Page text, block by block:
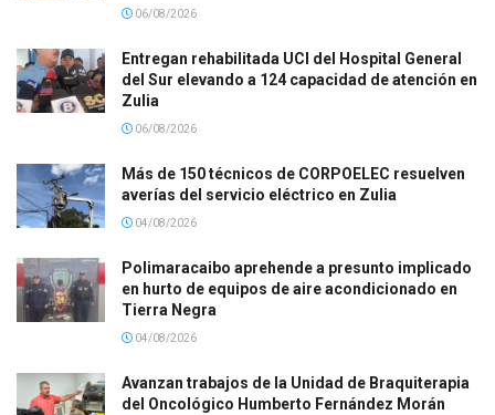
06/08/2026
Entregan rehabilitada UCI del Hospital General
del Sur elevando a 124 capacidad de atención en
Zulia
06/08/2026
Más de 150 técnicos de CORPOELEC resuelven
averías del servicio eléctrico en Zulia
04/08/2026
Polimaracaibo aprehende a presunto implicado
en hurto de equipos de aire acondicionado en
Tierra Negra
04/08/2026
Avanzan trabajos de la Unidad de Braquiterapia
del Oncológico Humberto Fernández Morán